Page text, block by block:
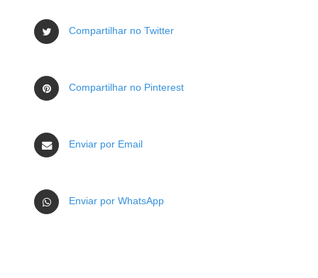
Compartilhar no Twitter
Compartilhar no Pinterest
Enviar por Email
Enviar por WhatsApp